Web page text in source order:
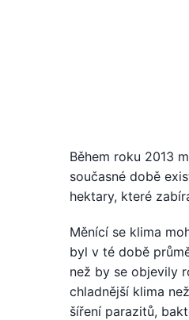
Během roku 2013
současné době
hektary, které
Měnící se klima
byl v té době
než by se objevily
chladnější klima
šíření parazitů,